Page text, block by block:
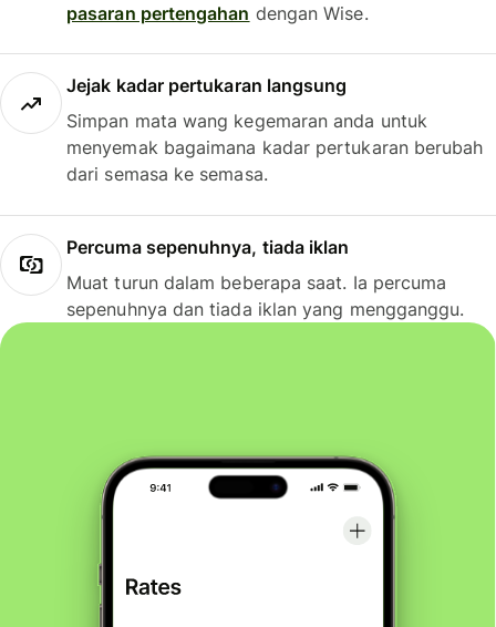
pasaran pertengahan dengan Wise.
Jejak kadar pertukaran langsung
Simpan mata wang kegemaran anda untuk
menyemak bagaimana kadar pertukaran berubah
dari semasa ke semasa.
Percuma sepenuhnya, tiada iklan
Muat turun dalam beberapa saat. Ia percuma
sepenuhnya dan tiada iklan yang mengganggu.